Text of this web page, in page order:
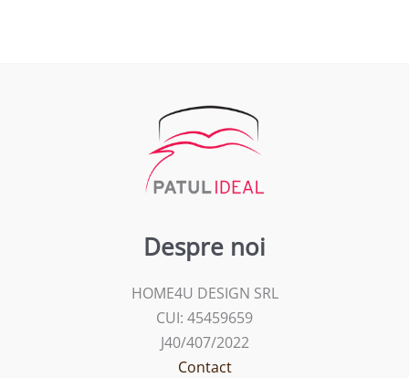
Despre noi
HOME4U DESIGN SRL
CUI: 45459659
J40/407/2022
Contact